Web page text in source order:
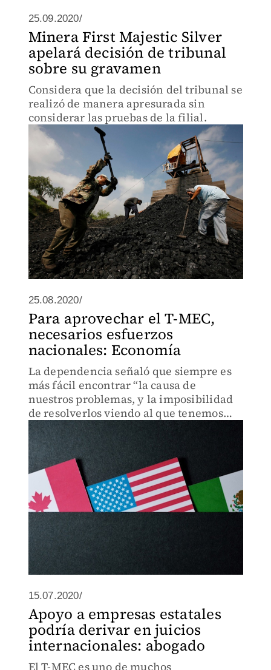
25.09.2020/
Minera First Majestic Silver
apelará decisión de tribunal
sobre su gravamen
Considera que la decisión del tribunal se
realizó de manera apresurada sin
considerar las pruebas de la filial.
25.08.2020/
Para aprovechar el T-MEC,
necesarios esfuerzos
nacionales: Economía
La dependencia señaló que siempre es
más fácil encontrar “la causa de
nuestros problemas, y la imposibilidad
de resolverlos viendo al que tenemos
afuera”.
15.07.2020/
Apoyo a empresas estatales
podría derivar en juicios
internacionales: abogado
El T-MEC es uno de muchos